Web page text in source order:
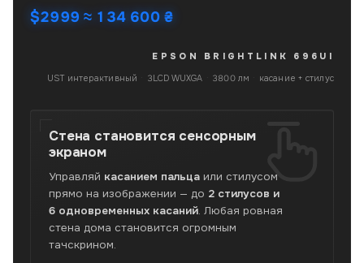
BrightLink
696Ui
3LCD
WUXGA
1920×1200,
касание
пальцем
$2999≈ 134 600 ₴
EPSON BRIGHTLINK 696UI
UST интерактивный 3LCD WUXGA 3800 лм касание + стилус
Стена становится сенсорным
экраном
Управляй касанием пальца или стилусом
прямо на изображении — до 2 стилусов и
6 одновременных касаний. Любая ровная
стена дома становится огромным
тачскрином.